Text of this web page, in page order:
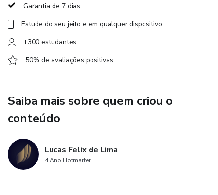
Garantia de 7 dias
Estude do seu jeito e em qualquer dispositivo
+300 estudantes
50% de avaliações positivas
Saiba mais sobre quem criou o
conteúdo
Lucas Felix de Lima
4 Ano Hotmarter